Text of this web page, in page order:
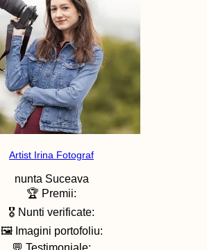
Artist Irina Fotograf
nunta Suceava
🏆 Premii:
🎖️ Nunti verificate:
🖼️ Imagini portofoliu: